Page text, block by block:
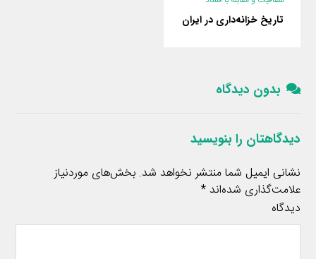
تاریخ خزانه‌داری در ایران
بدون دیدگاه
دیدگاهتان را بنویسید
نشانی ایمیل شما منتشر نخواهد شد. بخش‌های موردنیاز
علامت‌گذاری شده‌اند*
دیدگاه